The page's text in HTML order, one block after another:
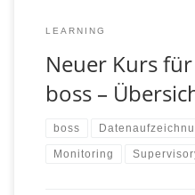
LEARNING
Neuer Kurs
boss –
boss
Monitoring